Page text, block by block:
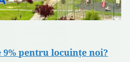
9% pentru locuințe noi?